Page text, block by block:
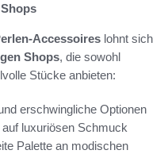
Accessoires lohnt sich
Shops, die sowohl
Stücke anbieten:
erschwingliche Optionen
luxuriösen Schmuck
Palette an modischen